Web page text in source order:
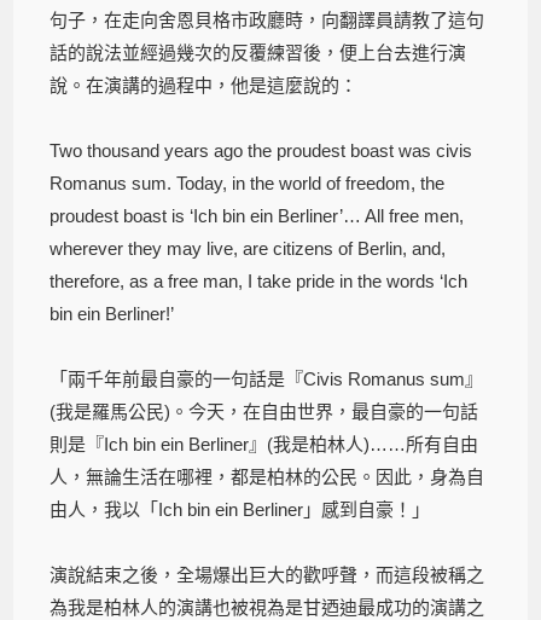
句子，在走向舍恩貝格市政廳時，向翻譯員請教了這句
話的說法並經過幾次的反覆練習後，便上台去進行演
說。在演講的過程中，他是這麼說的：
Two thousand years ago the proudest boast was civis
Romanus sum. Today, in the world of freedom, the
proudest boast is ‘Ich bin ein Berliner’… All free men,
wherever they may live, are citizens of Berlin, and,
therefore, as a free man, I take pride in the words ‘Ich
bin ein Berliner!’
「兩千年前最自豪的一句話是『Civis Romanus sum』
(我是羅馬公民)。今天，在自由世界，最自豪的一句話
則是『Ich bin ein Berliner』(我是柏林人)……所有自由
人，無論生活在哪裡，都是柏林的公民。因此，身為自
由人，我以「Ich bin ein Berliner」感到自豪！」
演說結束之後，全場爆出巨大的歡呼聲，而這段被稱之
為我是柏林人的演講也被視為是甘迺迪最成功的演講之